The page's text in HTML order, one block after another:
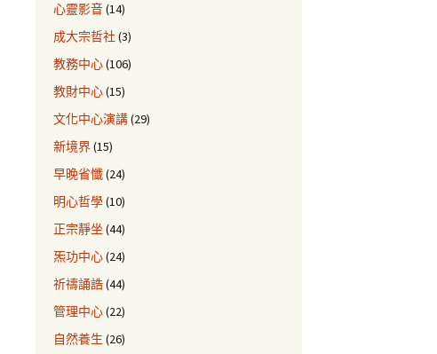
心靈影音(14)
成大宗哲社(3)
教務中心(106)
教財中心(15)
文化中心演講(29)
新境界(15)
早晚省懺(24)
明心哲學(10)
正宗靜坐 (44)
炁功中心(24)
祈禱誦誥(44)
管理中心(22)
自然養生 (26)